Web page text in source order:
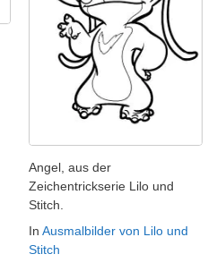
Angel, aus der
Zeichentrickserie Lilo und
Stitch.
In Ausmalbilder von Lilo und
Stitch